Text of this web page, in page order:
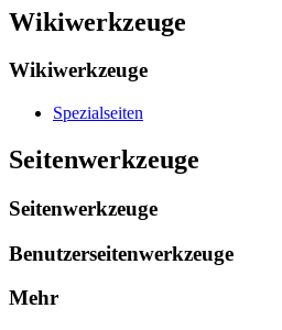
Wikiwerkzeuge
Wikiwerkzeuge
Spezialseiten
Seitenwerkzeuge
Seitenwerkzeuge
Benutzerseitenwerkzeuge
Mehr